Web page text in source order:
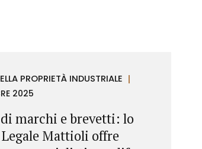
PROPRIETÀ INDUSTRIALE
2025
marchi e brevetti: lo
Mattioli offre